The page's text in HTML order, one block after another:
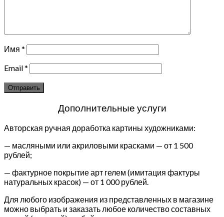
Имя *
Email*
Дополнительные услуги
Авторская ручная доработка картины художниками:
— масляными или акриловыми красками — от 1 500
рублей;
— фактурное покрытие арт гелем (имитация фактуры
натуральных красок) — от 1 000 рублей.
Для любого изображения из представленных в магазине
можно выбрать и заказать любое количество составных